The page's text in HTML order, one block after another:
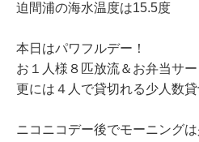
迫間浦の海水温度は15.5度
本日はパワフルデー！
お１人様８匹放流＆お弁当サ
更には４人で貸切れる少人数
ニコニコデー後でモーニングは